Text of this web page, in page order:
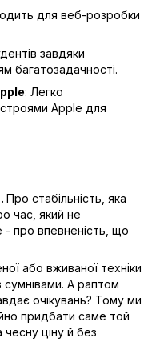
для веб-розробки
завдяки
багатозадачності.
: Легко
Apple для
Про стабільність, яка
час, який не
- про впевненість, що
або вживаної техніки
сумнівами. А раптом
очікувань? Тому ми
придбати саме той
чесну ціну й без